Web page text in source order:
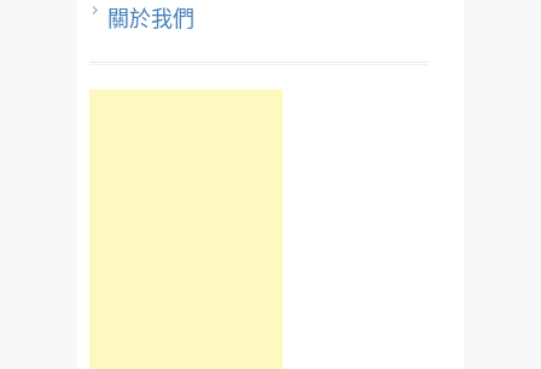
關於我們